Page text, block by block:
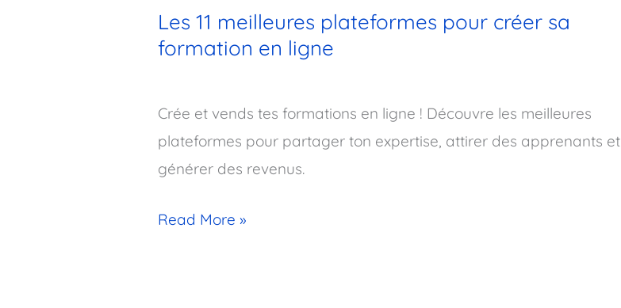
Les 11 meilleures plateformes pour créer sa
formation en ligne
Crée et vends tes formations en ligne ! Découvre les meilleures
plateformes pour partager ton expertise, attirer des apprenants et
générer des revenus.
Read More »